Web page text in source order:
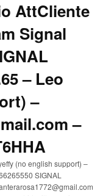
AttCliente
Signal
– Leo
–
–
(no english support) –
SIGNAL